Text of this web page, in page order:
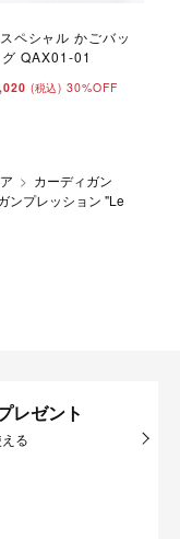
ペシャル かごバッ
グ QAX01-01
(税込) 30%OFF
カーディガン
ンプレッション "Le
レゼント
る